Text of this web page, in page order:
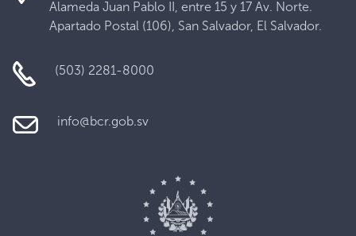
Alameda Juan Pablo II, entre 15 y 17 Av. Norte.
Apartado Postal (106), San Salvador, El Salvador.
(503) 2281-8000
info@bcr.gob.sv